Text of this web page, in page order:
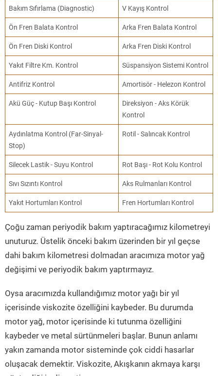
Bakım Sıfırlama (Diagnostic) V Kayış Kontrol
Ön Fren Balata Kontrol Arka Fren Balata Kontrol
Ön Fren Diski Kontrol Arka Fren Diski Kontrol
Yakıt Filtre Km. Kontrol Süspansiyon Sistemi Kontrol
Antifriz Kontrol Amortisör - Helezon Kontrol
Akü Güç - Kutup Başı Kontrol
Direksiyon - Aks Körük
Kontrol
Aydınlatma Kontrol (Far-Sinyal-
Stop)
Rotil - Salıncak Kontrol
Silecek Lastik - Suyu Kontrol Rot Başı - Rot Kolu Kontrol
Sıvı Sızıntı Kontrol Aks Rulmanları Kontrol
Yakıt Hortumları Kontrol Fren Hortumları Kontrol
Çoğu zaman periyodik bakım yaptıracağımız kilometreyi
unuturuz. Üstelik önceki bakım üzerinden bir yıl geçse
dahi bakım kilometresi dolmadan aracımıza motor yağ
değişimi ve periyodik bakım yaptırmayız.
Oysa aracımızda kullandığımız motor yağı bir yıl
içerisinde viskozite özelliğini kaybeder. Bu durumda
motor yağ, motor içerisinde ki tutunma özelliğini
kaybeder ve metal sürtünmeleri başlar. Bunun anlamı
yakın zamanda motor sisteminde çok ciddi hasarlar
oluşacak demektir. Viskozite, Akışkanın akmaya karşı